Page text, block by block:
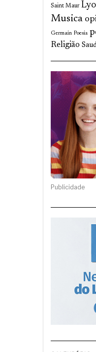
Saint Maur
Musica
Germain Poesia
Religião
Publicidade